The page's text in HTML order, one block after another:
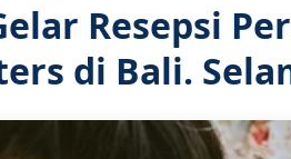
Resepsi
di Bali.